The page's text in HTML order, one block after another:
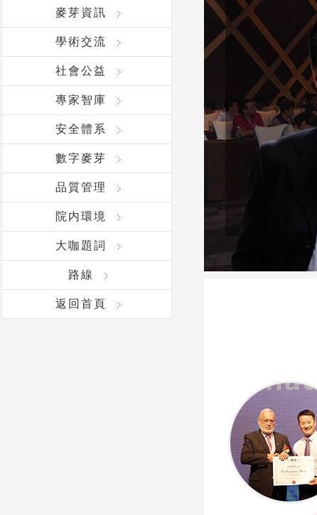
麥芽資訊
學術交流
社會公益
專家智庫
安全體系
數字麥芽
品質管理
院内環境
大咖題詞
路線
返回首頁